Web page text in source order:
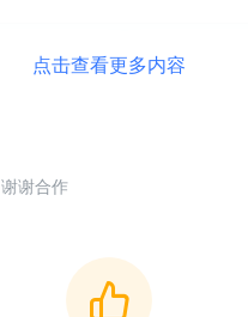
(-2)
可以通过运行这个单元测
点击查看更多内容
谢合作